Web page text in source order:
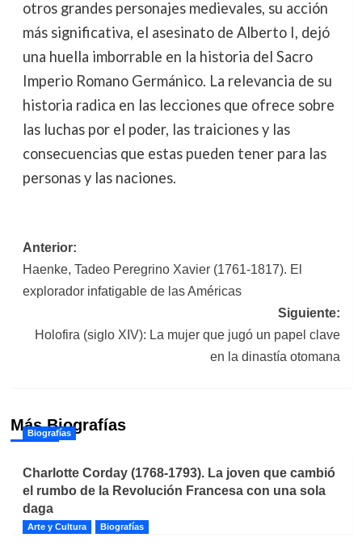
otros grandes personajes medievales, su acción
más significativa, el asesinato de Alberto I, dejó
una huella imborrable en la historia del Sacro
Imperio Romano Germánico. La relevancia de su
historia radica en las lecciones que ofrece sobre
las luchas por el poder, las traiciones y las
consecuencias que estas pueden tener para las
personas y las naciones.
Navegación
de
entradas
Anterior:
Haenke, Tadeo Peregrino Xavier (1761-1817). El
explorador infatigable de las Américas
Siguiente:
Holofira (siglo XIV): La mujer que jugó un papel clave
en la dinastía otomana
Más Biografías
Biografías
Charlotte Corday (1768-1793). La joven que cambió
el rumbo de la Revolución Francesa con una sola
daga
Arte y Cultura Biografías